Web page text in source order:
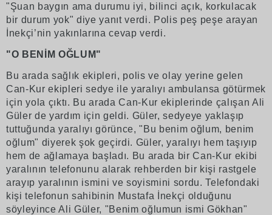
"Şuan baygın ama durumu iyi, bilinci açık, korkulacak
bir durum yok" diye yanıt verdi. Polis peş peşe arayan
İnekçi’nin yakınlarına cevap verdi.
"O BENİM OĞLUM"
Bu arada sağlık ekipleri, polis ve olay yerine gelen
Can-Kur ekipleri sedye ile yaralıyı ambulansa götürmek
için yola çıktı. Bu arada Can-Kur ekiplerinde çalışan Ali
Güler de yardım için geldi. Güler, sedyeye yaklaşıp
tuttuğunda yaralıyı görünce, "Bu benim oğlum, benim
oğlum" diyerek şok geçirdi. Güler, yaralıyı hem taşıyıp
hem de ağlamaya başladı. Bu arada bir Can-Kur ekibi
yaralının telefonunu alarak rehberden bir kişi rastgele
arayıp yaralının ismini ve soyismini sordu. Telefondaki
kişi telefonun sahibinin Mustafa İnekçi olduğunu
söyleyince Ali Güler, "Benim oğlumun ismi Gökhan"